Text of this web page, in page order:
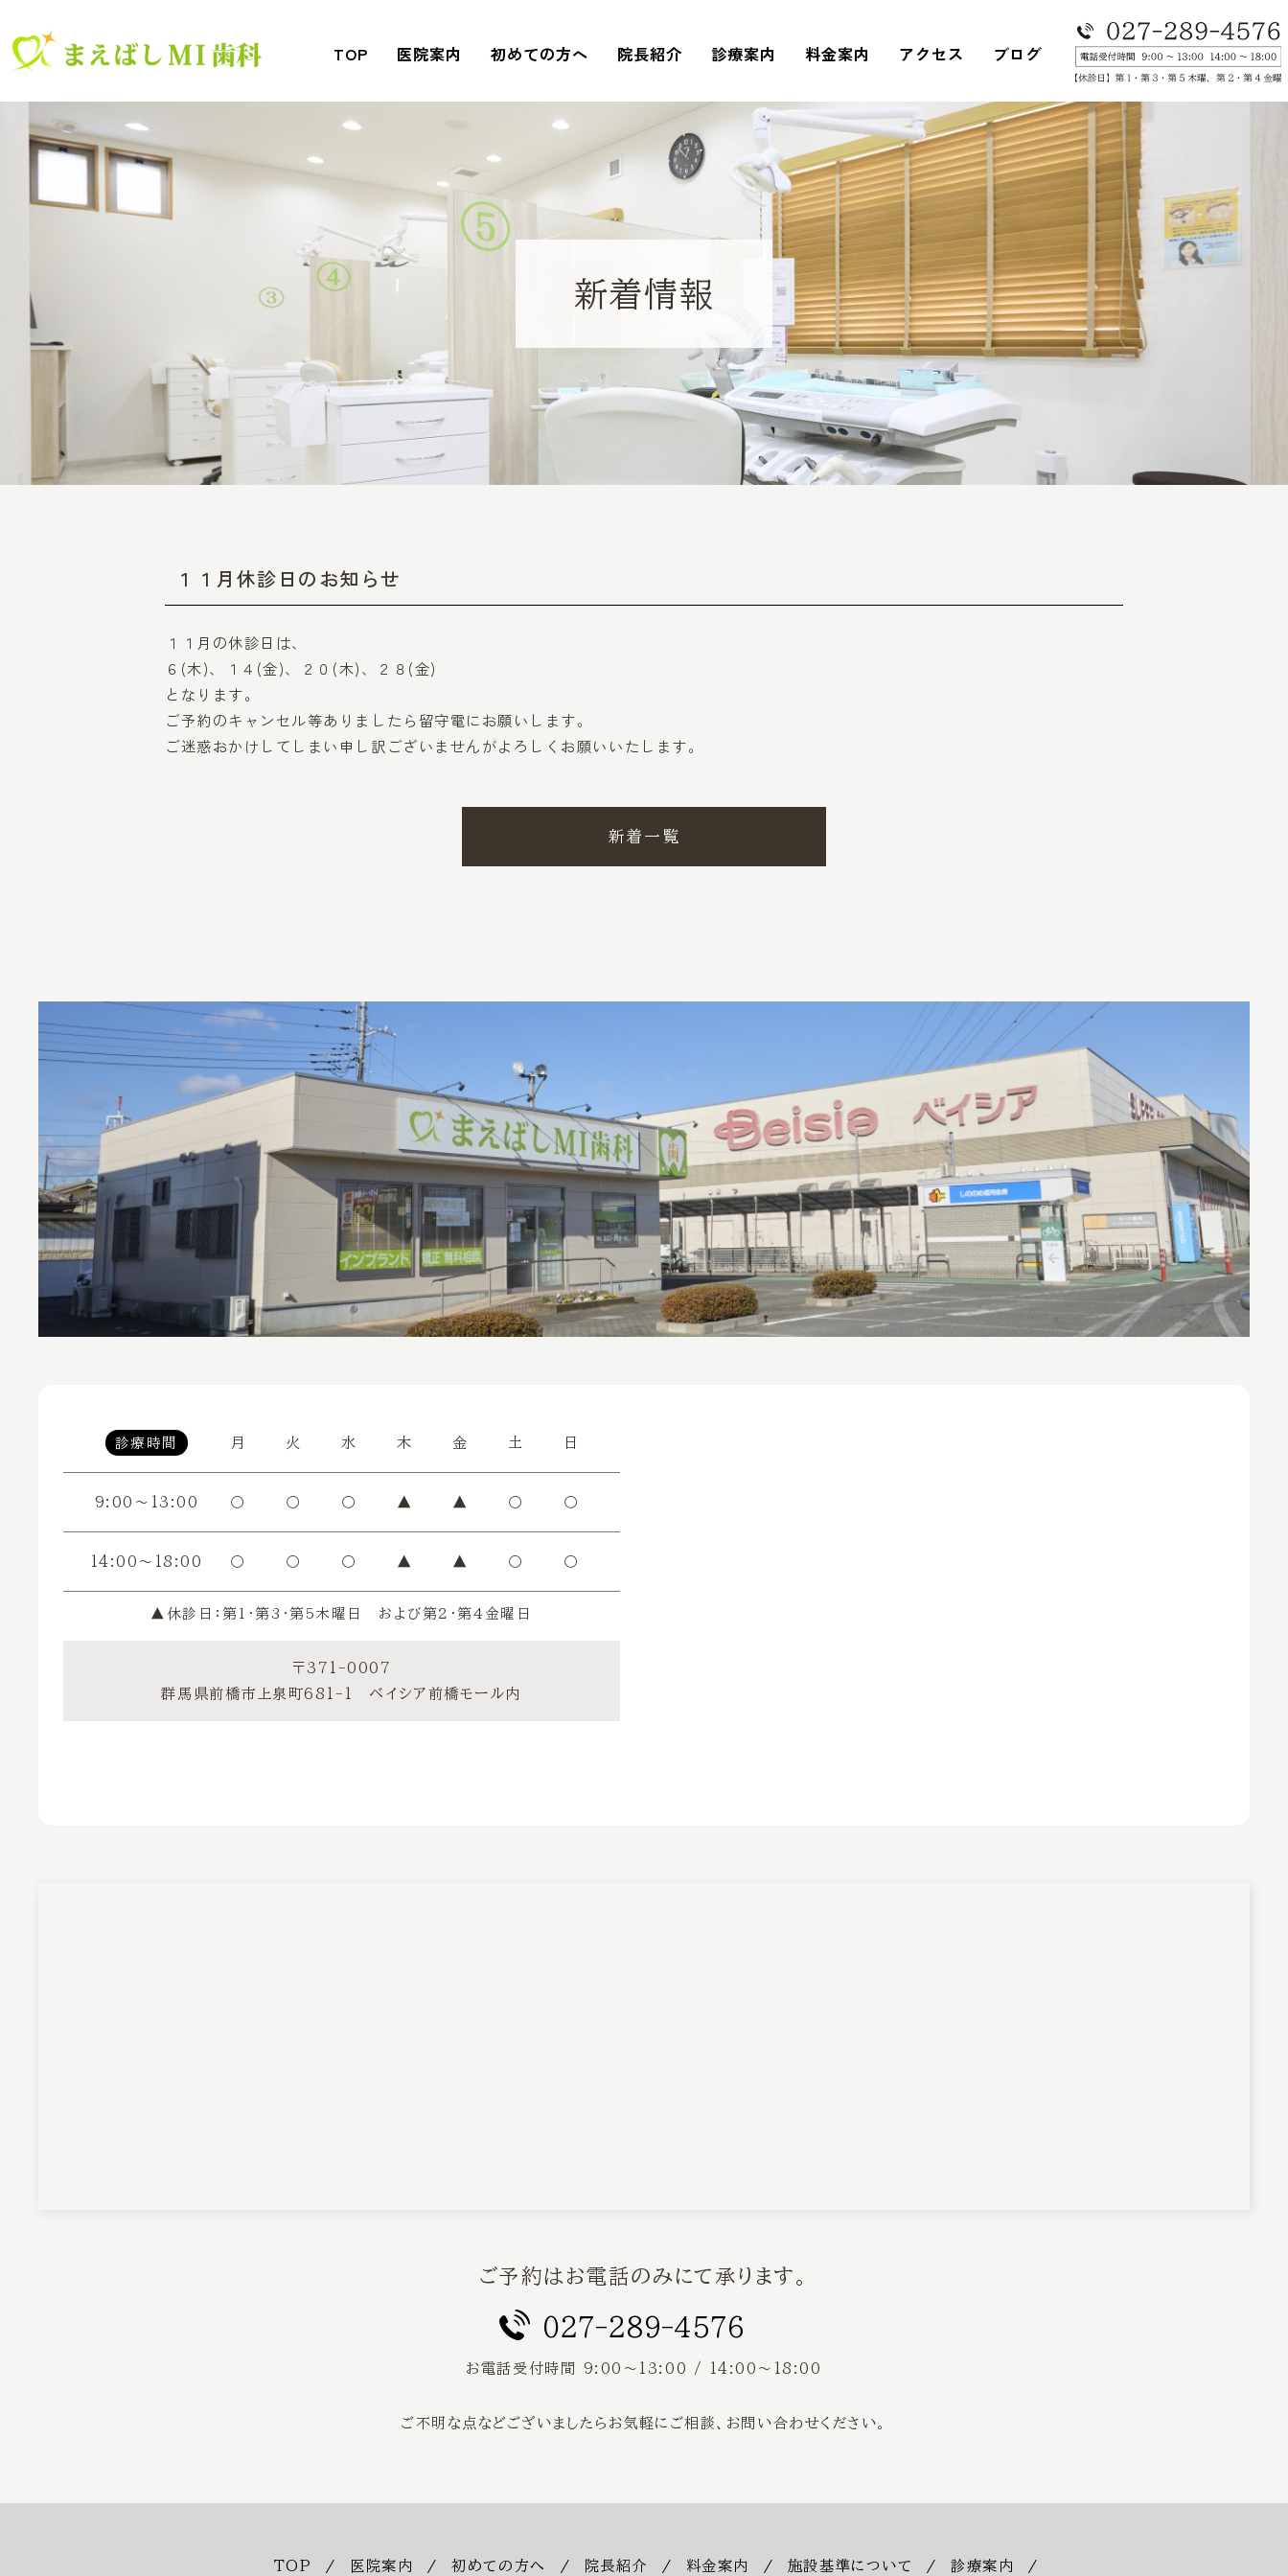
TOP 医院案内 初めての方へ 院長紹介 診療案内 料金案内 アクセス ブログ
新着情報
１１月休診日のお知らせ
１１月の休診日は、
６(木)、１４(金)、２０(木)、２８(金)
となります。
ご予約のキャンセル等ありましたら留守電にお願いします。
ご迷惑おかけしてしまい申し訳ございませんがよろしくお願いいたします。
新着一覧
診療時間 月 火 水 木 金 土 日
9:00〜13:00 〇 〇 〇 ▲ ▲ 〇 〇
14:00〜18:00 〇 〇 〇 ▲ ▲ 〇 〇
▲休診日：第1・第3・第5木曜日 および第2・第4金曜日
〒371-0007
群馬県前橋市上泉町681-1 ベイシア前橋モール内
ご予約はお電話のみにて承ります。
027-289-4576
お電話受付時間 9:00〜13:00 / 14:00〜18:00
ご不明な点などございましたらお気軽にご相談、 お問い合わせください。
TOP 医院案内 初めての方へ 院長紹介 料金案内 施設基準について 診療案内